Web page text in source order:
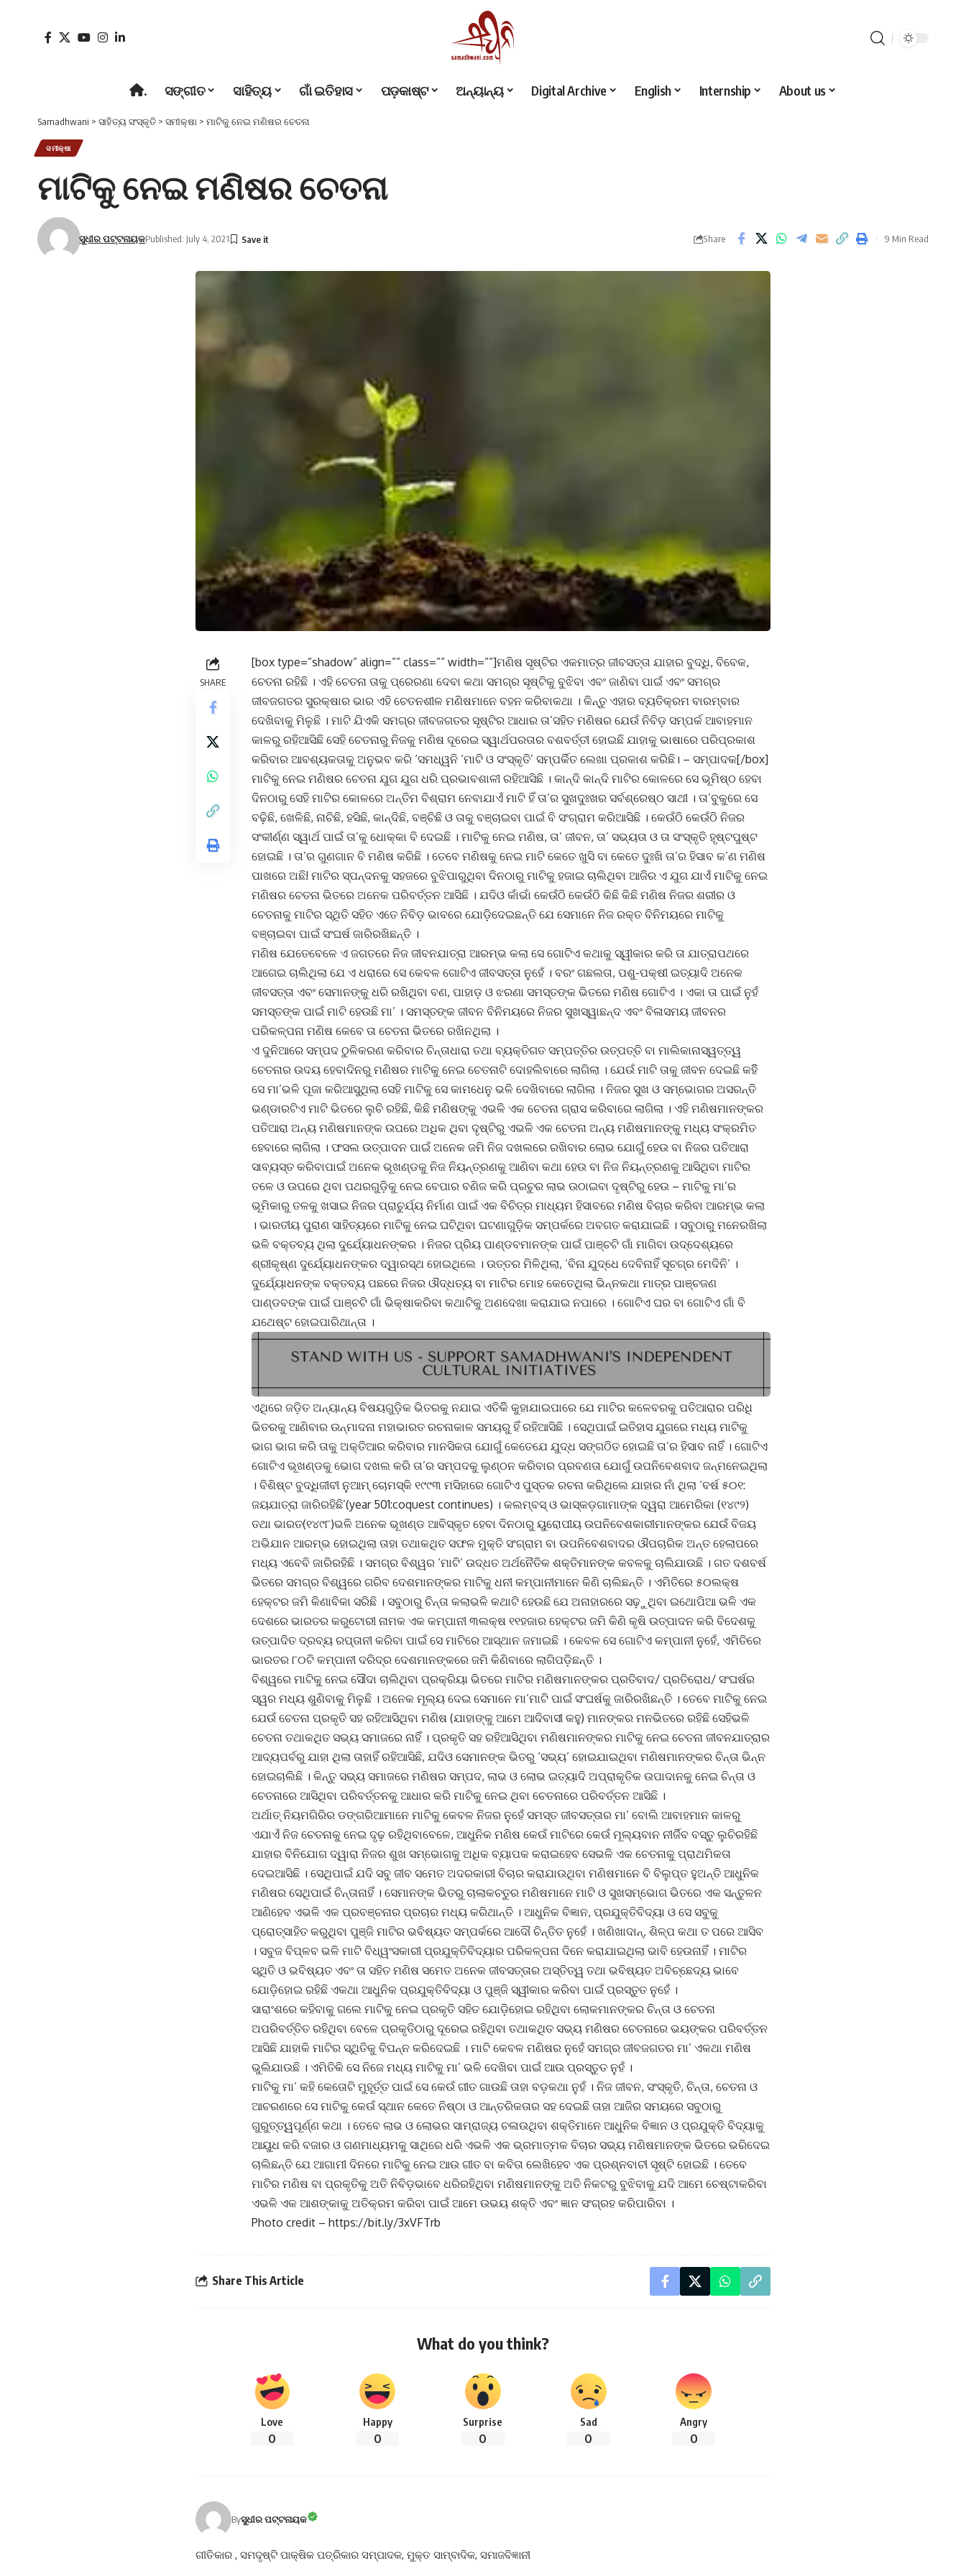
. ସଙ୍ଗୀତ ସାହିତ୍ୟ ଗାଁ ଇତିହାସ ପଡ଼କାଷ୍ଟ ଅନ୍ୟାନ୍ୟ Digital Archive English Internship About us
Samadhwani > ସାହିତ୍ୟ ସଂସ୍କୃତି > ସମୀକ୍ଷା > ମାଟିକୁ ନେଇ ମଣିଷର ଚେତନା
ସମୀକ୍ଷା
ମାଟିକୁ ନେଇ ମଣିଷର ଚେତନା
ସୁଧୀର ପଟ୍ଟନାୟକPublished: July 4, 2021 Share 9 Min Read
SHARE
[box type=”shadow” align=”” class=”” width=””]ମଣିଷ ସୃଷ୍ଟିର ଏକମାତ୍ର ଜୀବସତ୍ତା ଯାହାର ବୁଦ୍ଧି, ବିବେକ,
ଚେତନା ରହିଛି । ଏହି ଚେତନା ତାକୁ ପ୍ରେରଣା ଦେବା କଥା ସମଗ୍ର ସୃଷ୍ଟିକୁ ବୁଝିବା ଏବଂ ଜାଣିବା ପାଇଁ ଏବଂ ସମଗ୍ର
ଜୀବଜଗତର ସୁରକ୍ଷାର ଭାର ଏହି ଚେତନଶୀଳ ମଣିଷମାନେ ବହନ କରିବାକଥା । କିନ୍ତୁ ଏହାର ବ୍ୟତିକ୍ରମ ବାରମ୍ବାର
ଦେଖିବାକୁ ମିଳୁଛି । ମାଟି ଯିଏକି ସମଗ୍ର ଜୀବଜଗତର ସୃଷ୍ଟିର ଆଧାର ତା’ସହିତ ମଣିଷର ଯେଉଁ ନିବିଡ଼ ସମ୍ପର୍କ ଆବାହମାନ
କାଳରୁ ରହିଆସିଛି ସେହି ଚେତନାରୁ ନିଜକୁ ମଣିଷ ଦୂରେଇ ସ୍ୱାର୍ଥପରତାର ବଶବର୍ତ୍ତୀ ହୋଇଛି ଯାହାକୁ ଭାଷାରେ ପରିପ୍ରକାଶ
କରିବାର ଆବଶ୍ୟକତାକୁ ଅନୁଭବ କରି ‘ସମଧ୍ୱନି ‘ମାଟି ଓ ସଂସ୍କୃତି’ ସମ୍ପର୍କିତ ଲେଖା ପ୍ରକାଶ କରିଛି। – ସମ୍ପାଦକ[/box]
ମାଟିକୁ ନେଇ ମଣିଷର ଚେତନା ଯୁଗ ଯୁଗ ଧରି ପ୍ରଭାବଶାଳୀ ରହିଆସିଛି । କାନ୍ଦି କାନ୍ଦି ମାଟିର କୋଳରେ ସେ ଭୂମିଷ୍ଠ ହେବା
ଦିନଠାରୁ ସେହି ମାଟିର କୋଳରେ ଅନ୍ତିମ ବିଶ୍ରାମ ନେବାଯାଏଁ ମାଟି ହିଁ ତା’ର ସୁଖଦୁଃଖର ସର୍ବଶ୍ରେଷ୍ଠ ସାଥୀ । ତା’ବୁକୁରେ ସେ
ବଢ଼ିଛି, ଖେଳିଛି, ନାଚିଛି, ହସିଛି, କାନ୍ଦିଛି, ବଞ୍ଚିଛି ଓ ତାକୁ ବଞ୍ଚାଇବା ପାଇଁ ବି ସଂଗ୍ରାମ କରିଆସିଛି । କେଉଁଠି କେଉଁଠି ନିଜର
ସଂକୀର୍ଣ୍ଣ ସ୍ୱାର୍ଥ ପାଇଁ ତା’କୁ ଧୋକ୍କା ବି ଦେଇଛି । ମାଟିକୁ ନେଇ ମଣିଷ, ତା’ ଜୀବନ, ତା’ ସଭ୍ୟତା ଓ ତା ସଂସ୍କୃତି ହୃଷ୍ଟପୁଷ୍ଟ
ହୋଇଛି । ତା’ର ଗୁଣଗାନ ବି ମଣିଷ କରିଛି । ତେବେ ମଣିଷକୁ ନେଇ ମାଟି କେତେ ଖୁସି ବା କେତେ ଦୁଃଖି ତା’ର ହିସାବ କ’ଣ ମଣିଷ
ପାଖରେ ଅଛି! ମାଟିର ସ୍ପନ୍ଦନକୁ ସହଜରେ ବୁଝିପାରୁଥିବା ଦିନଠାରୁ ମାଟିକୁ ହଜାଇ ଚାଲିଥିବା ଆଜିର ଏ ଯୁଗ ଯାଏଁ ମାଟିକୁ ନେଇ
ମଣିଷର ଚେତନା ଭିତରେ ଅନେକ ପରିବର୍ତ୍ତନ ଆସିଛି । ଯଦିଓ କାଁଭାଁ କେଉଁଠି କେଉଁଠି କିଛି କିଛି ମଣିଷ ନିଜର ଶରୀର ଓ
ଚେତନାକୁ ମାଟିର ସ୍ଥିତି ସହିତ ଏତେ ନିବିଡ଼ ଭାବରେ ଯୋଡ଼ିଦେଇଛନ୍ତି ଯେ ସେମାନେ ନିଜ ରକ୍ତ ବିନିମୟରେ ମାଟିକୁ
ବଞ୍ଚାଇବା ପାଇଁ ସଂଘର୍ଷ ଜାରିରଖିଛନ୍ତି ।
ମଣିଷ ଯେତେବେଳେ ଏ ଜଗତରେ ନିଜ ଜୀବନଯାତ୍ରା ଆରମ୍ଭ କଲା ସେ ଗୋଟିଏ କଥାକୁ ସ୍ୱୀକାର କରି ତା ଯାତ୍ରାପଥରେ
ଆଗେଇ ଚାଲିଥିଲା ଯେ ଏ ଧରାରେ ସେ କେବଳ ଗୋଟିଏ ଜୀବସତ୍ତା ନୁହେଁ । ବରଂ ଗଛଲତା, ପଶୁ-ପକ୍ଷୀ ଇତ୍ୟାଦି ଅନେକ
ଜୀବସତ୍ତା ଏବଂ ସେମାନଙ୍କୁ ଧରି ରଖିଥିବା ବଣ, ପାହାଡ଼ ଓ ଝରଣା ସମସ୍ତଙ୍କ ଭିତରେ ମଣିଷ ଗୋଟିଏ । ଏକା ତା ପାଇଁ ନୁହଁ
ସମସ୍ତଙ୍କ ପାଇଁ ମାଟି ହେଉଛି ମା’ । ସମସ୍ତଙ୍କ ଜୀବନ ବିନିମୟରେ ନିଜର ସୁଖସ୍ୱାଛନ୍ଦ ଏବଂ ବିଳାସମୟ ଜୀବନର
ପରିକଳ୍ପନା ମଣିଷ କେବେ ତା ଚେତନା ଭିତରେ ରଖିନଥିଲା ।
ଏ ଦୁନିଆରେ ସମ୍ପଦ ଠୁଳିକରଣ କରିବାର ଚିନ୍ତାଧାରା ତଥା ବ୍ୟକ୍ତିଗତ ସମ୍ପତ୍ତିର ଉତ୍ପତ୍ତି ବା ମାଲିକାନାସ୍ୱତ୍ତ୍ୱ
ଚେତନାର ଉଦୟ ହେବାଦିନରୁ ମଣିଷର ମାଟିକୁ ନେଇ ଚେତନାଟି ଦୋହଲିବାରେ ଲାଗିଲା । ଯେଉଁ ମାଟି ତାକୁ ଜୀବନ ଦେଇଛି କହିି
ସେ ମା’ଭଳି ପୂଜା କରିଆସୁଥିଲା ସେହି ମାଟିକୁ ସେ କାମଧେନୁ ଭଳି ଦେଖିବାରେ ଲାଗିଲା । ନିଜର ସୁଖ ଓ ସମ୍ଭୋଗର ଅସରନ୍ତି
ଭଣ୍ଡାରଟିଏ ମାଟି ଭିତରେ ଲୁଚି ରହିଛି, କିଛି ମଣିଷଙ୍କୁ ଏଭଳି ଏକ ଚେତନା ଗ୍ରାସ କରିବାରେ ଲାଗିଲା । ଏହି ମଣିଷମାନଙ୍କର
ପତିଆରା ଅନ୍ୟ ମଣିଷମାନଙ୍କ ଉପରେ ଅଧିକ ଥିବା ଦୃଷ୍ଟିରୁ ଏଭଳି ଏକ ଚେତନା ଅନ୍ୟ ମଣିଷମାନଙ୍କୁ ମଧ୍ୟ ସଂକ୍ରମିତ
ହେବାରେ ଲାଗିଲା । ଫସଲ ଉତ୍ପାଦନ ପାଇଁ ଅନେକ ଜମି ନିଜ ଦଖଲରେ ରଖିବାର ଲୋଭ ଯୋଗୁଁ ହେଉ ବା ନିଜର ପତିଆରା
ସାବ୍ୟସ୍ତ କରିବାପାଇଁ ଅନେକ ଭୂଖଣ୍ଡକୁ ନିଜ ନିୟନ୍ତ୍ରଣକୁ ଆଣିବା କଥା ହେଉ ବା ନିଜ ନିୟନ୍ତ୍ରଣକୁ ଆସିଥିବା ମାଟିର
ତଳେ ଓ ଉପରେ ଥିବା ପଥରଗୁଡ଼ିକୁ ନେଇ ବେପାର ବଣିଜ କରି ପ୍ରଚୁର ଲାଭ ଉଠାଇବା ଦୃଷ୍ଟିରୁ ହେଉ – ମାଟିକୁ ମା’ର
ଭୂମିକାରୁ ତଳକୁ ଖସାଇ ନିଜର ପ୍ରାଚୁର୍ଯ୍ୟ ନିର୍ମାଣ ପାଇଁ ଏକ ବିଚିତ୍ର ମାଧ୍ୟମ ହିସାବରେ ମଣିଷ ବିଚାର କରିବା ଆରମ୍ଭ କଲା
। ଭାରତୀୟ ପୁରାଣ ସାହିତ୍ୟରେ ମାଟିକୁ ନେଇ ଘଟିଥିବା ଘଟଣାଗୁଡ଼ିକ ସମ୍ପର୍କରେ ଅବଗତ କରାଯାଇଛି । ସବୁଠାରୁ ମନେରଖିଲା
ଭଳି ବକ୍ତବ୍ୟ ଥିଲା ଦୁର୍ଯ୍ୟୋଧନଙ୍କର । ନିଜର ପ୍ରିୟ ପାଣ୍ଡବମାନଙ୍କ ପାଇଁ ପାଞ୍ଚଟି ଗାଁ ମାଗିବା ଉଦ୍ଦେଶ୍ୟରେ
ଶ୍ରୀକୃଷ୍ଣ ଦୁର୍ଯ୍ୟୋଧନଙ୍କର ଦ୍ୱାରସ୍ଥ ହୋଇଥିଲେ । ଉତ୍ତର ମିଳିଥିଲା, ‘ବିନା ଯୁଦ୍ଧେ ଦେବିନାହିଁ ସୂଚଗ୍ର ମେଦିନି’ ।
ଦୁର୍ଯ୍ୟୋଧନଙ୍କ ବକ୍ତବ୍ୟ ପଛରେ ନିଜର ଔଦ୍ଧତ୍ୟ ବା ମାଟିର ମୋହ କେତେଥିଲା ଭିନ୍ନକଥା ମାତ୍ର ପାଞ୍ଚଜଣ
ପାଣ୍ଡବଙ୍କ ପାଇଁ ପାଞ୍ଚଟି ଗାଁ ଭିକ୍ଷାକରିବା କଥାଟିକୁ ଅଣଦେଖା କରାଯାଇ ନପାରେ । ଗୋଟିଏ ଘର ବା ଗୋଟିଏ ଗାଁ ବି
ଯଥେଷ୍ଟ ହୋଇପାରିଥାନ୍ତା ।
ଏଥିରେ ଜଡ଼ିତ ଅନ୍ୟାନ୍ୟ ବିଷୟଗୁଡ଼ିକ ଭିତରକୁ ନଯାଇ ଏତିକିି କୁହାଯାଇପାରେ ଯେ ମାଟିର କଳେବରକୁ ପତିଆରାର ପରିଧି
ଭିତରକୁ ଆଣିବାର ଉନ୍ମାଦନା ମହାଭାରତ ରଚନାକାଳ ସମୟରୁ ହିଁ ରହିଆସିଛି । ସେଥିପାଇଁ ଇତିହାସ ଯୁଗରେ ମଧ୍ୟ ମାଟିକୁ
ଭାଗ ଭାଗ କରି ତାକୁ ଅକ୍ତିଆର କରିବାର ମାନସିକତା ଯୋଗୁଁ କେତେଯେ ଯୁଦ୍ଧ ସଙ୍ଗଠିତ ହୋଇଛି ତା’ର ହିସାବ ନାହିଁ । ଗୋଟିଏ
ଗୋଟିଏ ଭୂଖଣ୍ଡକୁ ଭୋଗ ଦଖଲ କରି ତା’ର ସମ୍ପଦକୁ ଲୁଣ୍ଠନ କରିବାର ପ୍ରବଣତା ଯୋଗୁଁ ଉପନିବେଶବାଦ ଜନ୍ମନେଇଥିଲା
। ବିଶିଷ୍ଟ ବୁଦ୍ଧିଜୀବୀ ନୁଆମ୍ ଚୋମସ୍କି ୧୯୯୩ ମସିହାରେ ଗୋଟିଏ ପୁସ୍ତକ ରଚନା କରିଥିଲେ ଯାହାର ନାଁ ଥିଲା ‘ବର୍ଷ ୫୦୧:
ଜୟଯାତ୍ରା ଜାରିରହିଛି’(year 501:coquest continues) । କଲମ୍ବସ୍ ଓ ଭାସ୍କଡ଼ଗାମାଙ୍କ ଦ୍ୱରା ଆମେରିକା (୧୪୯୨)
ତଥା ଭାରତ(୧୪୯୮)ଭଳି ଅନେକ ଭୂଖଣ୍ଡ ଆବିସ୍କୃତ ହେବା ଦିନଠାରୁ ୟୁରୋପୀୟ ଉପନିବେଶକାରୀମାନଙ୍କର ଯେଉଁ ବିଜୟ
ଅଭିଯାନ ଆରମ୍ଭ ହୋଇଥିଲା ତାହା ତଥାକଥିତ ସଫଳ ମୁକ୍ତି ସଂଗ୍ରାମ ବା ଉପନିବେଶବାଦର ଔପଚାରିକ ଅନ୍ତ ହେଲାପରେ
ମଧ୍ୟ ଏବେବି ଜାରିରହିଛି । ସମଗ୍ର ବିଶ୍ୱର ‘ମାଟି’ ଉଦ୍ଧତ ଅର୍ଥନୈତିକ ଶକ୍ତିମାନଙ୍କ କବଳକୁ ଚାଲିଯାଉଛି । ଗତ ଦଶବର୍ଷ
ଭିତରେ ସମଗ୍ର ବିଶ୍ୱରେ ଗରିବ ଦେଶମାନଙ୍କର ମାଟିକୁ ଧନୀ କମ୍ପାନୀମାନେ କିଣି ଚାଲିଛନ୍ତି । ଏମିତିରେ ୫୦ଲକ୍ଷ
ହେକ୍ଟର ଜମି କିଣାବିକା ସରିଛି । ସବୁଠାରୁ ଚିନ୍ତା କଲାଭଳି କଥାଟି ହେଉଛି ଯେ ଅନାହାରରେ ସଢ଼ୁଥିବା ଇଥୋପିଆ ଭଳି ଏକ
ଦେଶରେ ଭାରତର କରୁଟୋରୀ ନାମକ ଏକ କମ୍ପାନୀ ୩ଲକ୍ଷ ୧୧ହଜାର ହେକ୍ଟର ଜମି କିଣି କୃଷି ଉତ୍ପାଦନ କରି ବିଦେଶକୁ
ଉତ୍ପାଦିତ ଦ୍ରବ୍ୟ ରପ୍ତାନୀ କରିବା ପାଇଁ ସେ ମାଟିରେ ଆସ୍ଥାନ ଜମାଇଛି । କେବଳ ସେ ଗୋଟିଏ କମ୍ପାନୀ ନୁହେଁ, ଏମିତିରେ
ଭାରତର ୮୦ଟି କମ୍ପାନୀ ଦରିଦ୍ର ଦେଶମାନଙ୍କରେ ଜମି କିଣିବାରେ ଲାଗିପଡ଼ିଛନ୍ତି ।
ବିଶ୍ୱରେ ମାଟିକୁ ନେଇ ସୌଦା ଚାଲିଥିବା ପ୍ରକ୍ରିୟା ଭିତରେ ମାଟିର ମଣିଷମାନଙ୍କର ପ୍ରତିବାଦ/ ପ୍ରତିରୋଧ/ ସଂଘର୍ଷର
ସ୍ୱର ମଧ୍ୟ ଶୁଣିବାକୁ ମିଳୁଛି । ଅନେକ ମୂଲ୍ୟ ଦେଇ ସେମାନେ ମା’ମାଟି ପାଇଁ ସଂଘର୍ଷକୁ ଜାରିରଖିଛନ୍ତି । ତେବେ ମାଟିକୁ ନେଇ
ଯେଉଁ ଚେତନା ପ୍ରକୃତି ସହ ରହିଆସିଥିବା ମଣିଷ (ଯାହାଙ୍କୁ ଆମେ ଆଦିବାସୀ କହୁ) ମାନଙ୍କର ମନଭିତରେ ରହିଛି ସେହିଭଳି
ଚେତନା ତଥାକଥିତ ସଭ୍ୟ ସମାଜରେ ନାହିଁ । ପ୍ରକୃତି ସହ ରହିଆସିଥିବା ମଣିଷମାନଙ୍କର ମାଟିକୁ ନେଇ ଚେତନା ଜୀବନଯାତ୍ରାର
ଆଦ୍ୟପର୍ବରୁ ଯାହା ଥିଲା ତାହାହିଁ ରହିଆସିଛି, ଯଦିଓ ସେମାନଙ୍କ ଭିତରୁ ‘ସଭ୍ୟ’ ହୋଇଯାଇଥିବା ମଣିଷମାନଙ୍କର ଚିନ୍ତା ଭିନ୍ନ
ହୋଇଚାଲିଛି । କିନ୍ତୁ ସଭ୍ୟ ସମାଜରେ ମଣିଷର ସମ୍ପଦ, ଲାଭ ଓ ଲୋଭ ଇତ୍ୟାଦି ଅପ୍ରାକୃତିକ ଉପାଦାନକୁ ନେଇ ଚିନ୍ତା ଓ
ଚେତନାରେ ଆସିଥିବା ପରିବର୍ତ୍ତନକୁ ଆଧାର କରି ମାଟିକୁ ନେଇ ଥିବା ଚେତନାରେ ପରିବର୍ତ୍ତନ ଆସିଛି ।
ଅର୍ଥାତ୍ ନିୟମଗିରିର ଡଙ୍ଗରିଆମାନେ ମାଟିକୁ କେବଳ ନିଜର ନୁହେଁ ସମସ୍ତ ଜୀବସତ୍ତାର ମା’ ବୋଲି ଆବାହମାନ କାଳରୁ
ଏଯାଏଁ ନିଜ ଚେତନାକୁ ନେଇ ଦୃଢ଼ ରହିଥିବାବେଳେ, ଆଧୁନିକ ମଣିଷ କେଉଁ ମାଟିରେ କେଉଁ ମୂଲ୍ୟବାନ ନୀର୍ଜିବ ବସ୍ତୁ ଲୁଚିରହିଛି
ଯାହାର ବିନିଯୋଗ ଦ୍ୱାରା ନିଜର ଶୁଖ ସମ୍ଭୋଗକୁ ଅଧିକ ବ୍ୟାପକ କରାଇହେବ ସେଭଳି ଏକ ଚେତନାକୁ ପ୍ରାଥମିକତା
ଦେଇଆସିଛି । ସେଥିପାଇଁ ଯଦି ସବୁ ଜୀବ ସମେତ ଅଦରକାରୀ ବିଚାର କରାଯାଉଥିବା ମଣିଷମାନେ ବି ବିଲୁପ୍ତ ହୁଅନ୍ତି ଆଧୁନିକ
ମଣିଷର ସେଥିପାଇଁ ଚିନ୍ତାନାହିଁ । ସେମାନଙ୍କ ଭିତରୁ ଚାଲାକଚତୁର ମଣିଷମାନେ ମାଟି ଓ ସୁଖସମ୍ଭୋଗ ଭିତରେ ଏକ ସନ୍ତୁଳନ
ଆଣିହେବ ଏଭଳି ଏକ ପ୍ରବଞ୍ଚନାର ପ୍ରଚାର ମଧ୍ୟ କରିଥାନ୍ତି । ଆଧୁନିକ ବିଜ୍ଞାନ, ପ୍ରଯୁକ୍ତିବିଦ୍ୟା ଓ ସେ ସବୁକୁ
ପ୍ରୋତ୍ସାହିତ କରୁଥିବା ପୁଞ୍ଜି ମାଟିର ଭବିଷ୍ୟତ ସମ୍ପର୍କରେ ଆଦୌ ଚିନ୍ତିତ ନୁହେଁ । ଖଣିଖାଦାନ୍‌, ଶିଳ୍ପ କଥା ତ ପରେ ଆସିବ
। ସବୁଜ ବିପ୍ଳବ ଭଳି ମାଟି ବିଧ୍ୱଂସକାରୀ ପ୍ରଯୁକ୍ତିବିଦ୍ୟାର ପରିକଳ୍ପନା ଦିନେ କରାଯାଇଥିଲା ଭାବି ହେଉନାହିଁ । ମାଟିର
ସ୍ଥିତି ଓ ଭବିଷ୍ୟତ ଏବଂ ତା ସହିତ ମଣିଷ ସମେତ ଅନେକ ଜୀବସତ୍ତାର ଅସ୍ତିତ୍ୱ ତଥା ଭବିଷ୍ୟତ ଅବିଚ୍ଛେଦ୍ୟ ଭାବେ
ଯୋଡ଼ିହୋଇ ରହିଛି ଏକଥା ଆଧୁନିକ ପ୍ରଯୁକ୍ତିବିଦ୍ୟା ଓ ପୁଞ୍ଜି ସ୍ୱୀକାର କରିବା ପାଇଁ ପ୍ରସ୍ତୁତ ନୁହେଁ ।
ସାରାଂଶରେ କହିବାକୁ ଗଲେ ମାଟିକୁ ନେଇ ପ୍ରକୃତି ସହିତ ଯୋଡ଼ିହୋଇ ରହିଥିବା ଲୋକମାନଙ୍କର ଚିନ୍ତା ଓ ଚେତନା
ଅପରିବର୍ତ୍ତିତ ରହିଥିବା ବେଳେ ପ୍ରକୃତିଠାରୁ ଦୂରେଇ ରହିଥିବା ତଥାକଥିତ ସଭ୍ୟ ମଣିଷର ଚେତନାରେ ଭୟଙ୍କର ପରିବର୍ତ୍ତନ
ଆସିଛି ଯାହାକି ମାଟିର ସ୍ଥିତିକୁ ବିପନ୍ନ କରିଦେଇଛି । ମାଟି କେବଳ ମଣିଷର ନୁହେଁ ସମଗ୍ର ଜୀବଜଗତର ମା’ ଏକଥା ମଣିଷ
ଭୁଲିଯାଉଛି । ଏମିତିକି ସେ ନିଜେ ମଧ୍ୟ ମାଟିକୁ ମା’ ଭଳି ଦେଖିବା ପାଇଁ ଆଉ ପ୍ରସ୍ତୁତ ନୁହଁ ।
ମାଟିକୁ ମା’ କହି କେତୋଟି ମୁହୂର୍ତ୍ତ ପାଇଁ ସେ କେଉଁ ଗୀତ ଗାଉଛି ତାହା ବଡ଼କଥା ନୁହଁ । ନିଜ ଜୀବନ, ସଂସ୍କୃତି, ଚିନ୍ତା, ଚେତନା ଓ
ଆଚରଣରେ ସେ ମାଟିକୁ କେଉଁ ସ୍ଥାନ କେତେ ନିଷ୍ଠା ଓ ଆନ୍ତରିକତାର ସହ ଦେଇଛି ତାହା ଆଜିର ସମୟରେ ସବୁଠାରୁ
ଗୁରୁତ୍ତ୍ୱପୂର୍ଣ୍ଣ କଥା । ତେବେ ଲାଭ ଓ ଲୋଭର ସାମ୍ରାଜ୍ୟ ଚଳାଉଥିବା ଶକ୍ତିମାନେ ଆଧୁନିକ ବିଜ୍ଞାନ ଓ ପ୍ରଯୁକ୍ତି ବିଦ୍ୟାକୁ
ଆୟୁଧ କରି ବଜାର ଓ ଗଣମାଧ୍ୟମକୁ ସାଥିରେ ଧରି ଏଭଳି ଏକ ଭ୍ରମାତ୍ମକ ବିଚାର ସଭ୍ୟ ମଣିଷମାନଙ୍କ ଭିତରେ ଭରିଦେଇ
ଚାଲିଛନ୍ତି ଯେ ଆଗାମୀ ଦିନରେ ମାଟିକୁ ନେଇ ଆଉ ଗୀତ ବା କବିତା ଲେଖିହେବ ଏକ ପ୍ରଶ୍ନବାଚୀ ସୃଷ୍ଟି ହୋଇଛି । ତେବେ
ମାଟିର ମଣିଷ ବା ପ୍ରକୃତିକୁ ଅତି ନିବିଡ଼ଭାବେ ଧରିରହିଥିବା ମଣିଷମାନଙ୍କୁ ଅତି ନିକଟରୁ ବୁଝିବାକୁ ଯଦି ଆମେ ଚେଷ୍ଟାକରିବା
ଏଭଳି ଏକ ଆଶଙ୍କାକୁ ଅତିକ୍ରମ କରିବା ପାଇଁ ଆମେ ଉଭୟ ଶକ୍ତି ଏବଂ ଜ୍ଞାନ ସଂଗ୍ରହ କରିପାରିବା ।
Photo credit – https://bit.ly/3xVFTrb
Share This Article
What do you think?
Love
0
Happy
0
Surprise
0
Sad
0
Angry
0
Byସୁଧୀର ପଟ୍ଟନାୟକ
ଗୀତିକାର , ସମଦୃଷ୍ଟି ପାକ୍ଷିକ ପତ୍ରିକାର ସମ୍ପାଦକ, ମୁକ୍ତ ସାମ୍ବାଦିକ, ସମାଜବିଜ୍ଞାନୀ